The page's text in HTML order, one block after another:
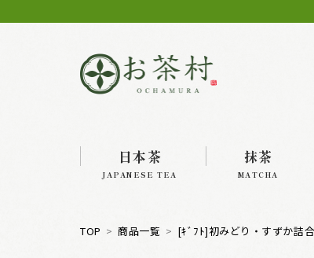
日本茶
JAPANESE TEA
抹茶
MATCHA
TOP 商品一覧 [ｷﾞﾌﾄ]初みどり・すずか詰